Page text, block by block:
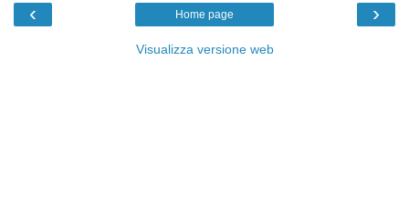
‹ ›
Home page
Visualizza versione web